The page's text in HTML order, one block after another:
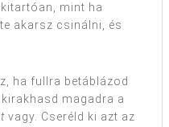
mint ha
akarsz csinálni, és
ha fullra betáblázod
magadra a
vagy. Cseréld ki azt az